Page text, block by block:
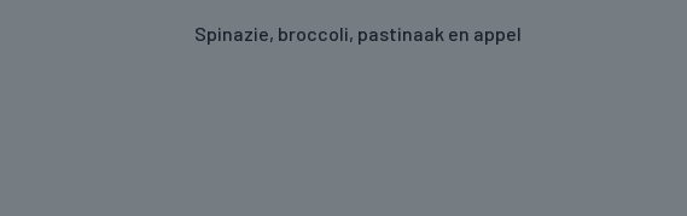
Spinazie, broccoli, pastinaak en appel